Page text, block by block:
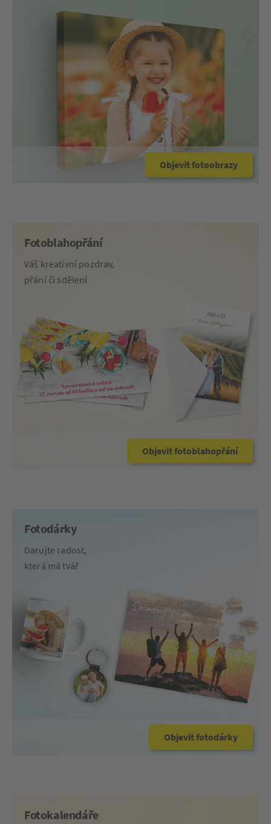
Objevit fotoobrazy
Fotoblahopřání
Váš kreativní pozdrav,
přání či sdělení
Objevit fotoblahopřání
Fotodárky
Darujte radost,
která má tvář
Objevit fotodárky
Fotokalendáře